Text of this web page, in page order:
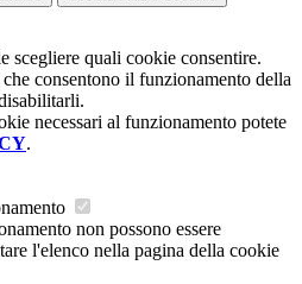
scegliere quali cookie consentire.
consentono il funzionamento della
necessari al funzionamento potete
.
non possono essere
l'elenco nella pagina della cookie